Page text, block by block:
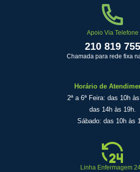
Apoio Via Telefone
210 819 755
Chamada para rede fixa
Horário de
2ª a 6ª Feira: das 10h
das 14h às 19h.
Sábado: das 10h às
Linha Enfermagem